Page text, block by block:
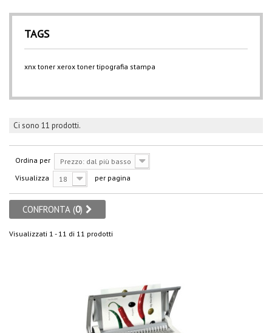
TAGS
xnx toner xerox toner tipografia stampa
Ci sono 11 prodotti.
Ordina per
Prezzo: dal più basso
Visualizza
18 per pagina
CONFRONTA (0)
Visualizzati 1 - 11 di 11 prodotti